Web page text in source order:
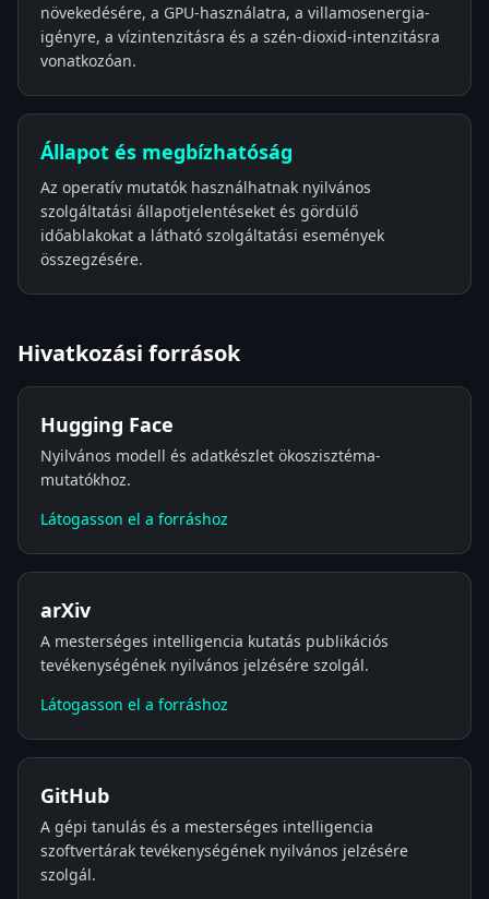
növekedésére, a GPU-használatra, a villamosenergia-
igényre, a vízintenzitásra és a szén-dioxid-intenzitásra
vonatkozóan.
Állapot és megbízhatóság
Az operatív mutatók használhatnak nyilvános
szolgáltatási állapotjelentéseket és gördülő
időablakokat a látható szolgáltatási események
összegzésére.
Hivatkozási források
Hugging Face
Nyilvános modell és adatkészlet ökoszisztéma-
mutatókhoz.
Látogasson el a forráshoz
arXiv
A mesterséges intelligencia kutatás publikációs
tevékenységének nyilvános jelzésére szolgál.
Látogasson el a forráshoz
GitHub
A gépi tanulás és a mesterséges intelligencia
szoftvertárak tevékenységének nyilvános jelzésére
szolgál.